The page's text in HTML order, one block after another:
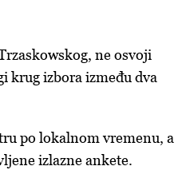
ne osvoji
krug izbora između dva
po lokalnom vremenu, a
izlazne ankete.